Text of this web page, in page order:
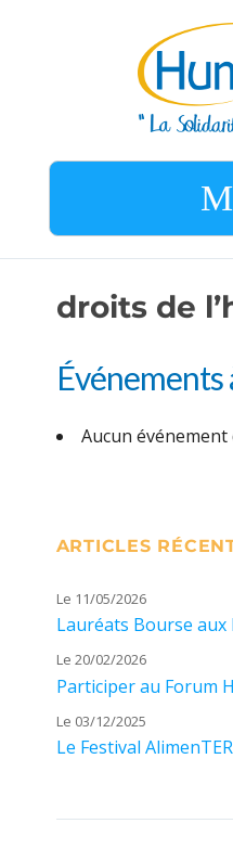
droits de
Événements
Aucun
ARTICLES
Le 11/05/2026
Lauréats Bourse aux
Le 20/02/2026
Participer au Forum
Le 03/12/2025
Le Festival